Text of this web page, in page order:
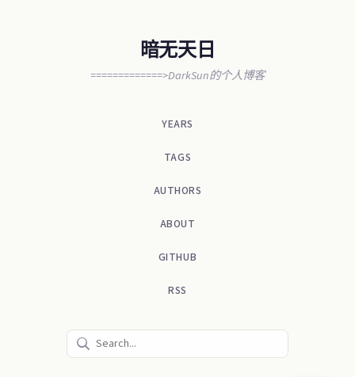
暗无天日
=============>DarkSun的个人博客
YEARS
TAGS
AUTHORS
ABOUT
GITHUB
RSS